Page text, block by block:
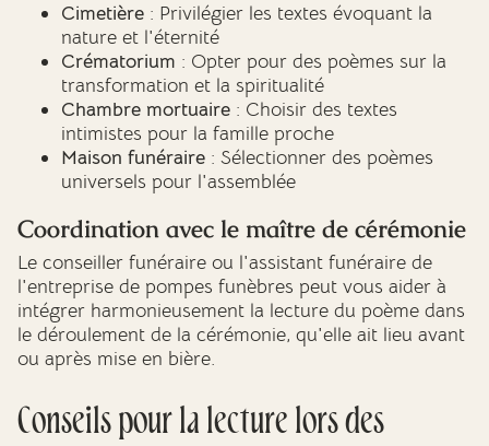
Cimetière : Privilégier les textes évoquant la
nature et l'éternité
Crématorium : Opter pour des poèmes sur la
transformation et la spiritualité
Chambre mortuaire : Choisir des textes
intimistes pour la famille proche
Maison funéraire : Sélectionner des poèmes
universels pour l'assemblée
Coordination avec le maître de cérémonie
Le conseiller funéraire ou l'assistant funéraire de
l'entreprise de pompes funèbres peut vous aider à
intégrer harmonieusement la lecture du poème dans
le déroulement de la cérémonie, qu'elle ait lieu avant
ou après mise en bière.
Conseils pour la lecture lors des